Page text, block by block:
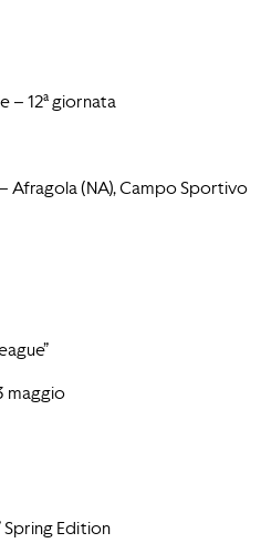
– 12ª giornata
Afragola (NA), Campo Sportivo
maggio
Spring Edition